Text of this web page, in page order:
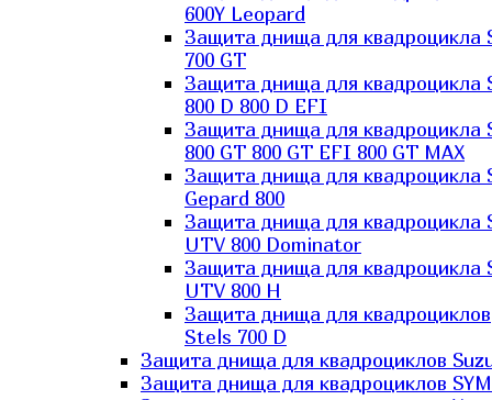
600Y Leopard
Защита днища для квадроцикла
700 GT
Защита днища для квадроцикла
800 D 800 D EFI
Защита днища для квадроцикла
800 GT 800 GT EFI 800 GT MAX
Защита днища для квадроцикла
Gepard 800
Защита днища для квадроцикла
UTV 800 Dominator
Защита днища для квадроцикла
UTV 800 H
Защита днища для квадроциклов
Stels 700 D
Защита днища для квадроциклов
Защита днища для квадроциклов SYM